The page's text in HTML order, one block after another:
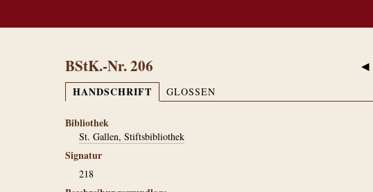
◀
BStK.-Nr. 206
HANDSCHRIFT GLOSSEN
Bibliothek
St. Gallen, Stiftsbibliothek
Signatur
218